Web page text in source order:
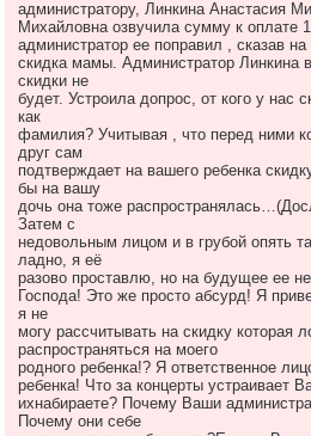
администратору, Линкина Анастасия
Михайловна озвучила сумму к оплате
администратор ее поправил , сказав на
скидка мамы. Администратор Линкина
скидки не
будет. Устроила допрос, от кого у нас
как
фамилия? Учитывая , что перед ними
друг сам
подтверждает на вашего ребенка
бы на вашу
дочь она тоже
Затем с
недовольным лицом и в грубой опять
ладно, я её
разово проставлю, но на будущее ее
Господа! Это же просто абсурд! Я
я не
могу рассчитывать на скидку которая
распространяться на моего
родного ребенка!? Я ответственное
ребенка! Что за концерты устраивает
ихнабираете? Почему Ваши
Почему они себе